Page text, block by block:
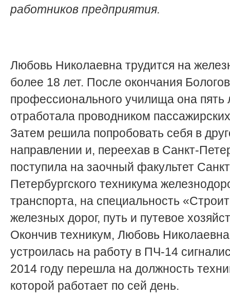
работников предприятия.
Любовь Николаевна трудится на
более 18 лет. После окончания
профессионального училища она пять
отработала проводником
Затем решила попробовать себя в
направлении и, переехав в Санкт-
поступила на заочный факультет
Петербургского техникума
транспорта, на специальность
железных дорог, путь и путевое
Окончив техникум, Любовь Николаевна
устроилась на работу в ПЧ-14
2014 году перешла на должность
которой работает по сей день.